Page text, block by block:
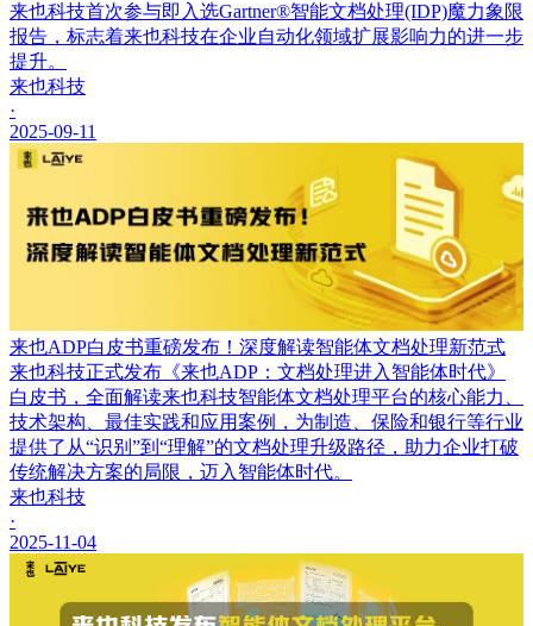
来也科技首次参与即入选Gartner®智能文档处理(IDP)魔力象限
报告，标志着来也科技在企业自动化领域扩展影响力的进一步
提升。
来也科技
·
2025-09-11
来也ADP白皮书重磅发布！深度解读智能体文档处理新范式
来也科技正式发布《来也ADP：文档处理进入智能体时代》
白皮书，全面解读来也科技智能体文档处理平台的核心能力、
技术架构、最佳实践和应用案例，为制造、保险和银行等行业
提供了从“识别”到“理解”的文档处理升级路径，助力企业打破
传统解决方案的局限，迈入智能体时代。
来也科技
·
2025-11-04